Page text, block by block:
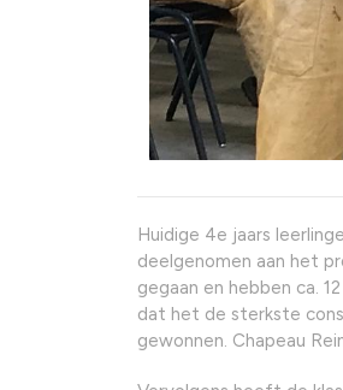
Huidige 4e jaars
deelgenomen aan het
gegaan en hebben ca.
dat het de sterkste
gewonnen. Chapeau